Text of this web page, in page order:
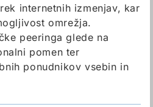
internetnih izmenjav, kar
omrežja.
peeringa glede na
pomen ter
ponudnikov vsebin in